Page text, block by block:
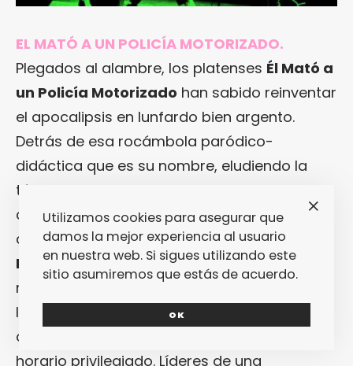
EL MATÓ A UN POLICÍA MOTORIZADO.
Plegados al alambre, los platenses Él Mató a
un Policía Motorizado han sabido reinventar
el apocalipsis en lunfardo bien argento.
Detrás de esa rocámbola paródico-
didáctica que es su nombre, eludiendo la
técnica y apostando por el
como sello identitario más reseñable (aquel
que conecta las zonas mástoxicósmicas
Los Planetas con la falta de recursos
melódicos de
Spacemen 3
la banda argentina repite por segundo año
consecutivo en el
horario privilegiado. Líderes de una
Utilizamos cookies para asegurar que
damos la mejor experiencia al usuario
en nuestra web. Si sigues utilizando este
sitio asumiremos que estás de acuerdo.
OK